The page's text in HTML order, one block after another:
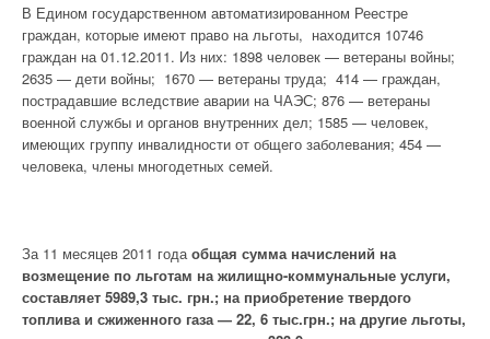
В Едином государственном автоматизированном Реестре
граждан, которые имеют право на льготы, находится 10746
граждан на 01.12.2011. Из них: 1898 человек — ветераны войны;
2635 — дети войны; 1670 — ветераны труда; 414 — граждан,
пострадавшие вследствие аварии на ЧАЭС; 876 — ветераны
военной службы и органов внутренних дел; 1585 — человек,
имеющих группу инвалидности от общего заболевания; 454 —
человека, члены многодетных семей.
За 11 месяцев 2011 годаобщая сумма начислений на
возмещение по льготам на жилищно-коммунальные услуги,
составляет 5989,3 тыс. грн.; на приобретение твердого
топлива и сжиженного газа — 22, 6 тыс.грн.; на другие льготы,